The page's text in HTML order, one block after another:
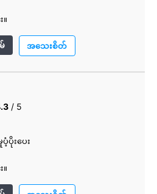
။
ရသောဝန်ဆောင်မှု
အသေးစိတ်
/ 5
ပံ့ပိုးပေး
။